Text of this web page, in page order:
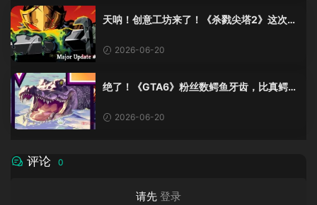
天呐！创意工坊来了！《杀戮尖塔2》这次更
2026-06-20
绝了！《GTA6》粉丝数鳄鱼牙齿，比真鳄鱼
2026-06-20
评论 0
请先 登录